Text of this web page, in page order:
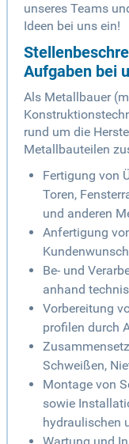
unseres Teams
Ideen bei uns ein!
Aufgaben bei
Als Metallbauer
rund um die
Metallbauteilen
Fertigung von
Toren,
und anderen
Anfertigung
Kundenwunsch
Be- und
anhand
Vorbereitung
profilen durch
Schweißen,
Montage von
sowie
hydraulischen